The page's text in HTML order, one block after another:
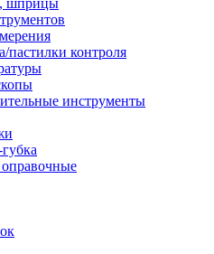
шприцы
пастилки контроля
инструменты